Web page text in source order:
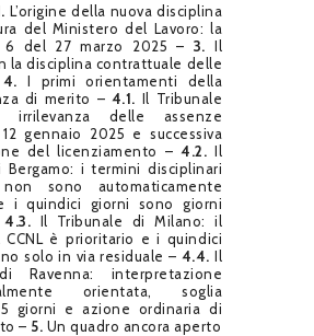
L’origine della nuova disciplina
del Ministero del Lavoro: la
6 del 27 marzo 2025 – 3. Il
la disciplina contrattuale delle
4. I primi orientamenti della
di merito – 4.1. Il Tribunale
irrilevanza delle assenze
gennaio 2025 e successiva
del licenziamento –4.2. Il
Bergamo: i termini disciplinari
sono automaticamente
i quindici giorni sono giorni
4.3. Il Tribunale di Milano: il
è prioritario e i quindici
solo in via residuale – 4.4. Il
Ravenna: interpretazione
orientata, soglia
giorni e azione ordinaria di
– 5. Un quadro ancora aperto